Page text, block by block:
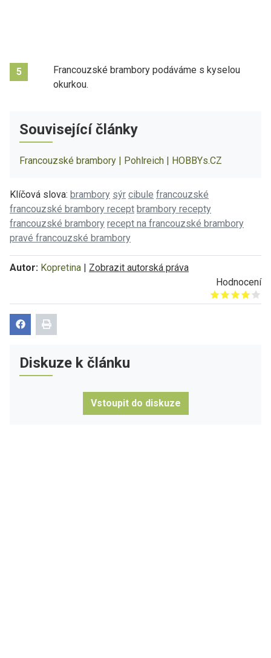
5
Francouzské brambory podáváme s kyselou
okurkou.
Související články
Francouzské brambory | Pohlreich | HOBBYs.CZ
Klíčová slova: brambory sýr cibule francouzské
francouzské brambory recept brambory recepty
francouzské brambory recept na francouzské brambory
pravé francouzské brambory
Autor: Kopretina | Zobrazit autorská práva
Hodnocení
Give it 1/5
Give it 2/5
Give it 3/5
Give it 4/5
Give it 5/5
Diskuze k článku
Vstoupit do diskuze